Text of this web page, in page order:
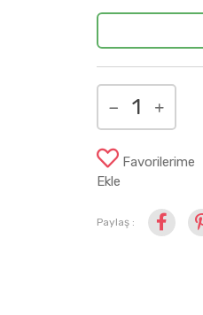
Favorilerime
Ekle
Paylaş :